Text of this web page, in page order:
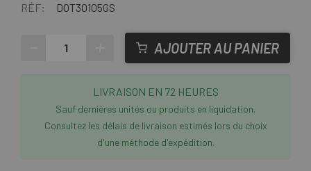
RÉF: DOT30105GS
AJOUTER AU PANIER
LIVRAISON EN 72 HEURES
Sauf dernières unités ou produits en liquidation.
Consultez les délais de livraison estimés lors du choix
d'une méthode d'expédition.